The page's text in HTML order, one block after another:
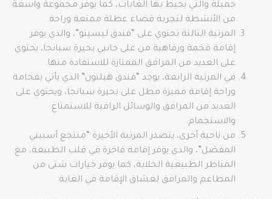
جميلة والتي يحيط بها الغابات، كما يوفر مجموعة واسعة
من الأنشطة لتجربة قضاء عطلة ممتعة وراحة.
المرتبة الثالثة تحتوي على “فندق ليسيتو”، والذي يوفر
إقامة فخمة ورفاهية من على جانبي بحيرة سبانجا، يحتوي
على العديد من المرافق الممتازة للاستفادة منها.
في المرتبة الرابعة، يوجد “فندق هيلتون” الذي يأتي بفخامة
وراحة إقامة مميزة مطل على بحيرة سبانجا، ويحتوي على
العديد من المرافق والوسائل الراقية للاستمتاع
والاستجمام.
من ناحية أخرى، يتصدر المرتبة الأخيرة “منتجع أسبيني
المفضل”، والذي يوفر إقامة فاخرة في قلب الطبيعة، مع
المناظر الطبيعية الخلابة، كما يوفر خيارات شتى من
المطاعم والمرافق لعشاق الإقامة في الغابة.